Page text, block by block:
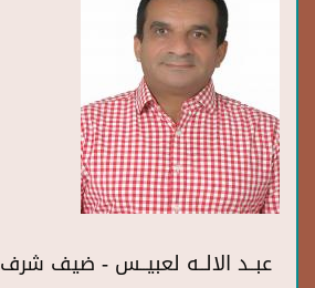
عبــد الالــه لعبيــس - ضيف شرف